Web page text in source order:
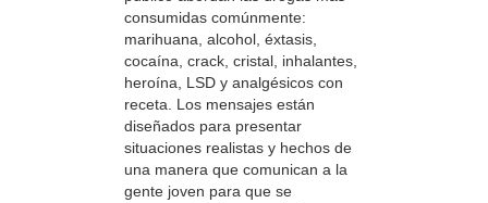
consumidas comúnmente:
marihuana, alcohol, éxtasis,
cocaína, crack, cristal, inhalantes,
heroína, LSD y analgésicos con
receta. Los mensajes están
diseñados para presentar
situaciones realistas y hechos de
una manera que comunican a la
gente joven para que se